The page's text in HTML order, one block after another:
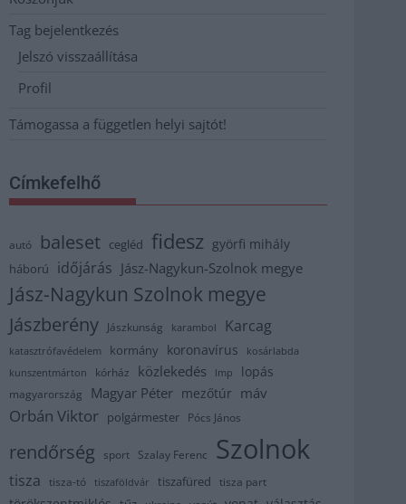
Tag bejelentkezés
Jelszó visszaállítása
Profil
Támogassa a független helyi sajtót!
Címkefelhő
autó baleset cegléd fidesz györfi mihály
háború időjárás Jász-Nagykun-Szolnok megye
Jász-Nagykun Szolnok megye
Jászberény Jászkunság karambol Karcag
katasztrófavédelem kormány koronavírus
kosárlabda
kunszentmárton
kórház közlekedés lmp lopás
magyarország Magyar Péter mezőtúr máv
Orbán Viktor polgármester Pócs János
rendőrség sport Szalay Ferenc Szolnok
tisza tisza-tó tiszaföldvár tiszafüred tisza part